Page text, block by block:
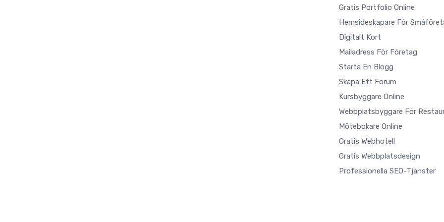
Gratis Portfolio Online
Hemsideskapare För
Digitalt Kort
Mailadress För Företag
Starta En Blogg
Skapa Ett Forum
Kursbyggare Online
Webbplatsbyggare För
Mötebokare Online
Gratis Webhotell
Gratis Webbplatsdesign
Professionella SEO-Tjänster